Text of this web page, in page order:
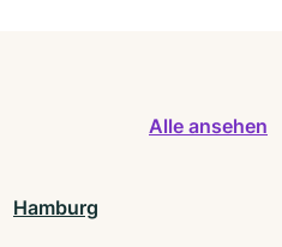
Alle ansehen
Hamburg